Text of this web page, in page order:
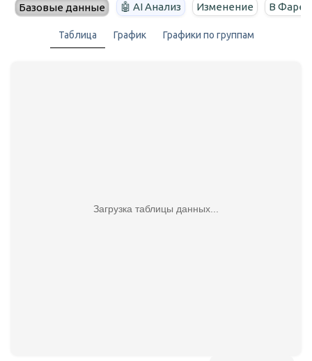
Базовые данные 🤖 AI Анализ Изменение В
Таблица График Графики по группам
Загрузка таблицы данных...